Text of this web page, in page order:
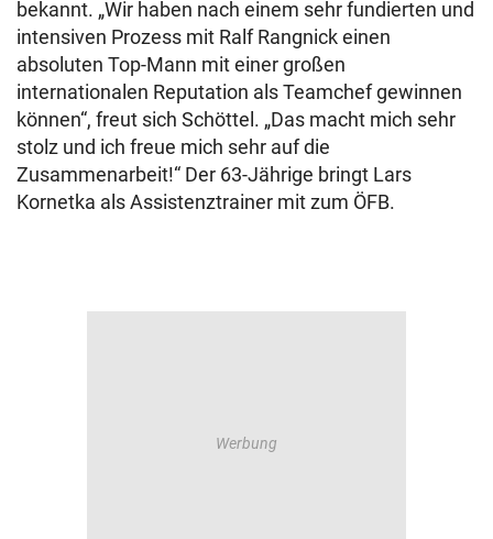
bekannt. „Wir haben nach einem sehr fundierten und
intensiven Prozess mit Ralf Rangnick einen
absoluten Top-Mann mit einer großen
internationalen Reputation als Teamchef gewinnen
können“, freut sich Schöttel. „Das macht mich sehr
stolz und ich freue mich sehr auf die
Zusammenarbeit!“ Der 63-Jährige bringt Lars
Kornetka als Assistenztrainer mit zum ÖFB.